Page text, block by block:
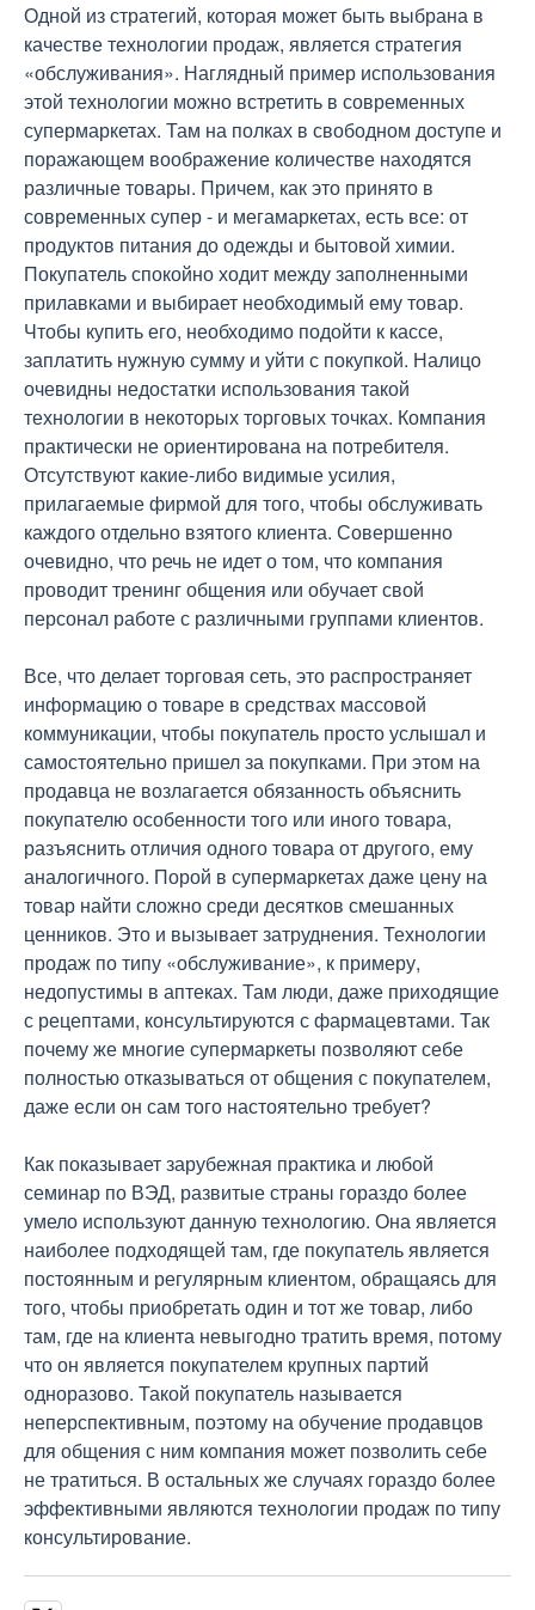
Одной из стратегий, которая может быть выбрана в
качестве технологии продаж, является стратегия
«обслуживания». Наглядный пример использования
этой технологии можно встретить в современных
супермаркетах. Там на полках в свободном доступе и
поражающем воображение количестве находятся
различные товары. Причем, как это принято в
современных супер - и мегамаркетах, есть все: от
продуктов питания до одежды и бытовой химии.
Покупатель спокойно ходит между заполненными
прилавками и выбирает необходимый ему товар.
Чтобы купить его, необходимо подойти к кассе,
заплатить нужную сумму и уйти с покупкой. Налицо
очевидны недостатки использования такой
технологии в некоторых торговых точках. Компания
практически не ориентирована на потребителя.
Отсутствуют какие-либо видимые усилия,
прилагаемые фирмой для того, чтобы обслуживать
каждого отдельно взятого клиента. Совершенно
очевидно, что речь не идет о том, что компания
проводит тренинг общения или обучает свой
персонал работе с различными группами клиентов.
Все, что делает торговая сеть, это распространяет
информацию о товаре в средствах массовой
коммуникации, чтобы покупатель просто услышал и
самостоятельно пришел за покупками. При этом на
продавца не возлагается обязанность объяснить
покупателю особенности того или иного товара,
разъяснить отличия одного товара от другого, ему
аналогичного. Порой в супермаркетах даже цену на
товар найти сложно среди десятков смешанных
ценников. Это и вызывает затруднения. Технологии
продаж по типу «обслуживание», к примеру,
недопустимы в аптеках. Там люди, даже приходящие
с рецептами, консультируются с фармацевтами. Так
почему же многие супермаркеты позволяют себе
полностью отказываться от общения с покупателем,
даже если он сам того настоятельно требует?
Как показывает зарубежная практика и любой
семинар по ВЭД, развитые страны гораздо более
умело используют данную технологию. Она является
наиболее подходящей там, где покупатель является
постоянным и регулярным клиентом, обращаясь для
того, чтобы приобретать один и тот же товар, либо
там, где на клиента невыгодно тратить время, потому
что он является покупателем крупных партий
одноразово. Такой покупатель называется
неперспективным, поэтому на обучение продавцов
для общения с ним компания может позволить себе
не тратиться. В остальных же случаях гораздо более
эффективными являются технологии продаж по типу
консультирование.